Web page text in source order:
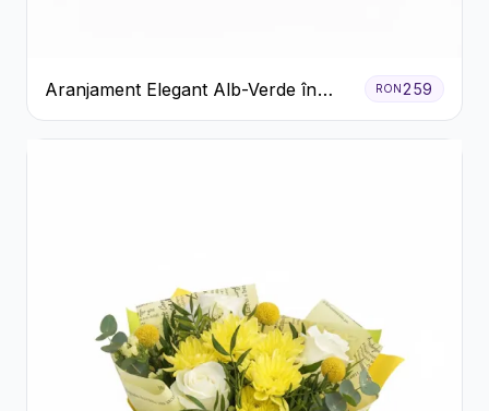
Aranjament Elegant Alb-Verde în
Cutie Gri
RON 259